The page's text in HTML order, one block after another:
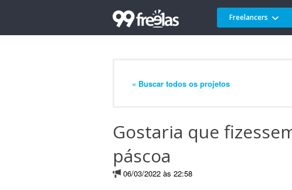
Freelancers
« Buscar todos os projetos
Gostaria que
páscoa
06/03/2022 às 22:58